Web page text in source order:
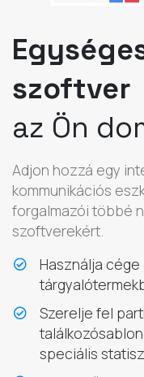
szoftver
az Ön
Adjon hozzá egy
kommunikációs
forgalmazói többé
szoftverekért.
Használja
Szerelje fel
speciális